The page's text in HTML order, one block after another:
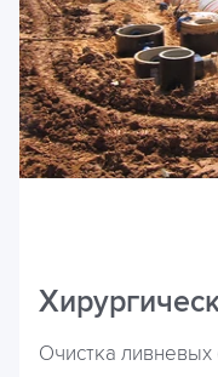
Очистка ливневых